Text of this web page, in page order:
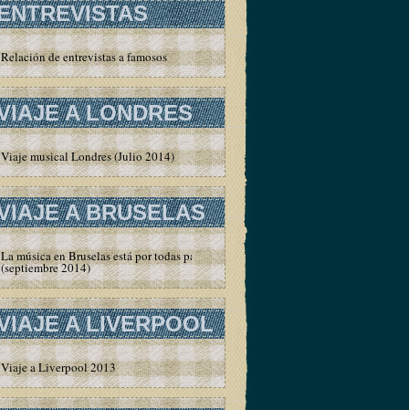
Relación de entrevistas a famosos
A LONDRES
Viaje musical Londres (Julio 2014)
A BRUSELAS
La música en Bruselas está por todas partes
(septiembre 2014)
A LIVERPOOL
Viaje a Liverpool 2013